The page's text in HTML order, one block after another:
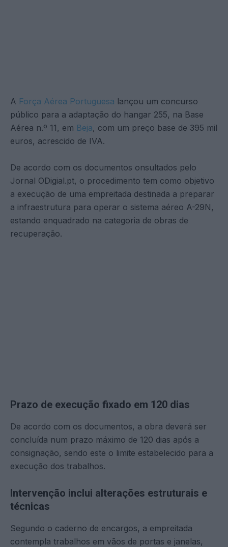
A Força Aérea Portuguesa lançou um concurso
público para a adaptação do hangar 255, na Base
Aérea n.º 11, em Beja, com um preço base de 395 mil
euros, acrescido de IVA.
De acordo com os documentos onsultados pelo
Jornal ODigial.pt, o procedimento tem como objetivo
a execução de uma empreitada destinada a preparar
a infraestrutura para operar o sistema aéreo A-29N,
estando enquadrado na categoria de obras de
recuperação.
Prazo de execução fixado em 120 dias
De acordo com os documentos, a obra deverá ser
concluída num prazo máximo de 120 dias após a
consignação, sendo este o limite estabelecido para a
execução dos trabalhos.
Intervenção inclui alterações estruturais e
técnicas
Segundo o caderno de encargos, a empreitada
contempla trabalhos em vãos de portas e janelas,